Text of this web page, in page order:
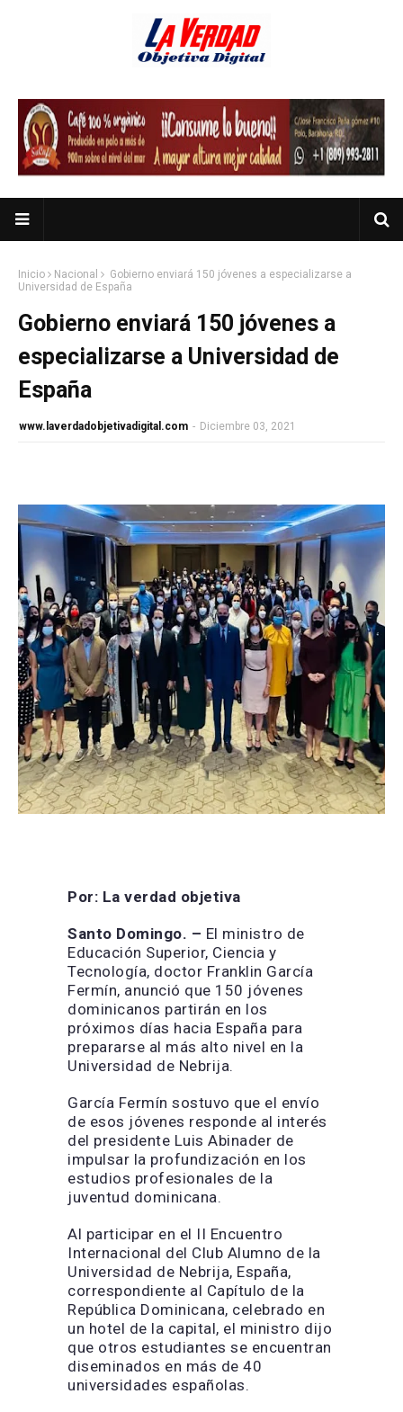
Inicio Nacional
Gobierno enviará 150 jóvenes a especializarse a
Universidad de España
Gobierno enviará 150 jóvenes a
especializarse a Universidad de
España
www.laverdadobjetivadigital.com - Diciembre 03, 2021
Por: La verdad objetiva
Santo Domingo. – El ministro de
Educación Superior, Ciencia y
Tecnología, doctor Franklin García
Fermín, anunció que 150 jóvenes
dominicanos partirán en los
próximos días hacia España para
prepararse al más alto nivel en la
Universidad de Nebrija.
García Fermín sostuvo que el envío
de esos jóvenes responde al interés
del presidente Luis Abinader de
impulsar la profundización en los
estudios profesionales de la
juventud dominicana.
Al participar en el II Encuentro
Internacional del Club Alumno de la
Universidad de Nebrija, España,
correspondiente al Capítulo de la
República Dominicana, celebrado en
un hotel de la capital, el ministro dijo
que otros estudiantes se encuentran
diseminados en más de 40
universidades españolas.